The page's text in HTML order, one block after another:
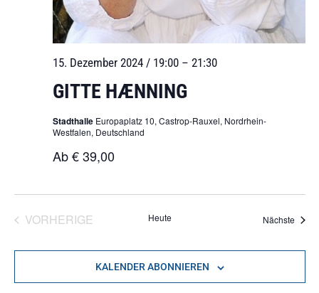
GITTE HÆNNING
15. Dezember 2024 / 19:00– 21:30
Stadthalle Europaplatz 10, Castrop-Rauxel, Nordrhein-
Westfalen, Deutschland
Ab € 39,00
VORHERIGE VERANSTALTUNGEN
Heute Nächste
KALENDER ABONNIEREN